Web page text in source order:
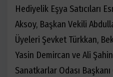
Hediyelik Eşya Satıcıları
Aksoy, Başkan Vekili
Üyeleri Şevket Türkkan,
Yasin Demircan ve Ali
Sanatkarlar Odası